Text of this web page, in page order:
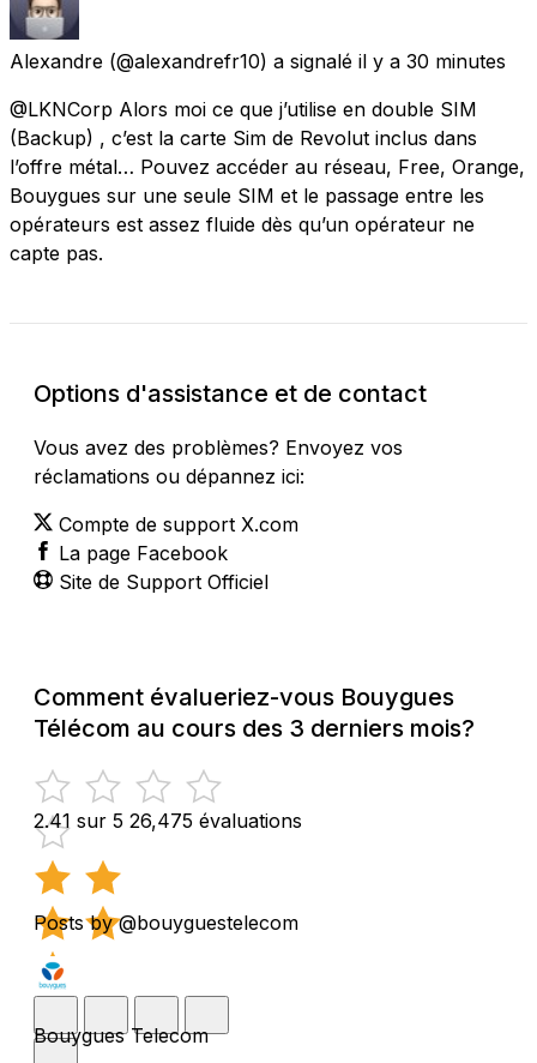
Alexandre (@alexandrefr10) a signalé il y a 30 minutes
@LKNCorp Alors moi ce que j’utilise en double SIM
(Backup) , c’est la carte Sim de Revolut inclus dans
l’offre métal… Pouvez accéder au réseau, Free, Orange,
Bouygues sur une seule SIM et le passage entre les
opérateurs est assez fluide dès qu’un opérateur ne
capte pas.
Options d'assistance et de contact
Vous avez des problèmes? Envoyez vos
réclamations ou dépannez ici:
Compte de support X.com
La page Facebook
Site de Support Officiel
Comment évalueriez-vous Bouygues
Télécom au cours des 3 derniers mois?
2.41 sur 5 26,475 évaluations
Posts by @bouyguestelecom
Bouygues Telecom